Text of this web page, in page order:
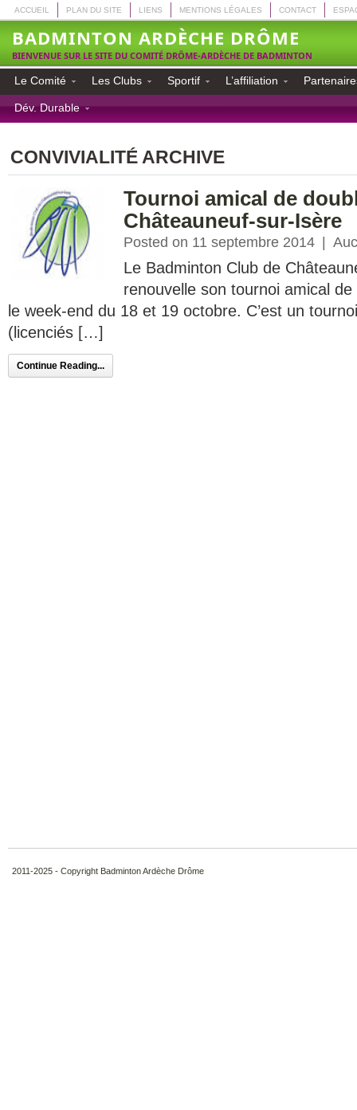
ACCUEIL PLAN DU SITE LIENS MENTIONS LÉGALES CONTACT
BADMINTON ARDÈCHE DRÔME
BIENVENUE SUR LE SITE DU COMITÉ DRÔME-ARDÈCHE DE BADMINTON
Le Comité Les Clubs Sportif L’affiliation
Dév. Durable
CONVIVIALITÉ ARCHIVE
Tournoi amical de
Châteauneuf-sur-Isère
Posted on 11 septembre 2014
Le Badminton Club de
renouvelle son tournoi amical
le week-end du 18 et 19 octobre. C’est un
(licenciés […]
Continue Reading...
2011-2025 - Copyright Badminton Ardèche Drôme